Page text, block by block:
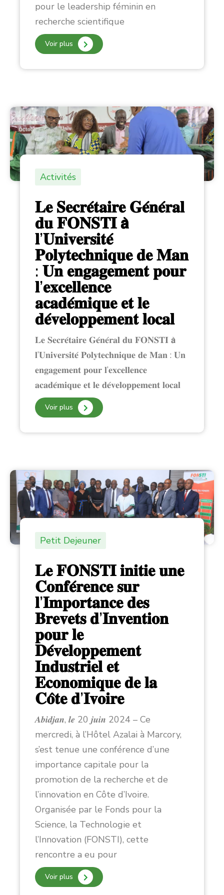
pour le leadership féminin en
recherche scientifique
Voir plus
Activités
𝐋𝐞 𝐒𝐞𝐜𝐫𝐞́𝐭𝐚𝐢𝐫𝐞 𝐆𝐞́𝐧𝐞́𝐫𝐚𝐥
𝐝𝐮 𝐅𝐎𝐍𝐒𝐓𝐈 𝗮̀
𝐥’𝐔𝐧𝐢𝐯𝐞𝐫𝐬𝐢𝐭𝐞́
𝐏𝐨𝐥𝐲𝐭𝐞𝐜𝐡𝐧𝐢𝐪𝐮𝐞 𝐝𝐞 𝐌𝐚𝐧
: 𝐔𝐧 𝐞𝐧𝐠𝐚𝐠𝐞𝐦𝐞𝐧𝐭 𝐩𝐨𝐮𝐫
𝐥’𝐞𝐱𝐜𝐞𝐥𝐥𝐞𝐧𝐜𝐞
𝐚𝐜𝐚𝐝𝐞́𝐦𝐢𝐪𝐮𝐞 𝐞𝐭 𝐥𝐞
𝐝𝐞́𝐯𝐞𝐥𝐨𝐩𝐩𝐞𝐦𝐞𝐧𝐭 𝐥𝐨𝐜𝐚𝐥
𝐋𝐞 𝐒𝐞𝐜𝐫𝐞́𝐭𝐚𝐢𝐫𝐞 𝐆𝐞́𝐧𝐞́𝐫𝐚𝐥 𝐝𝐮 𝐅𝐎𝐍𝐒𝐓𝐈 𝗮̀
𝐥’𝐔𝐧𝐢𝐯𝐞𝐫𝐬𝐢𝐭𝐞́ 𝐏𝐨𝐥𝐲𝐭𝐞𝐜𝐡𝐧𝐢𝐪𝐮𝐞 𝐝𝐞 𝐌𝐚𝐧 : 𝐔𝐧
𝐞𝐧𝐠𝐚𝐠𝐞𝐦𝐞𝐧𝐭 𝐩𝐨𝐮𝐫 𝐥’𝐞𝐱𝐜𝐞𝐥𝐥𝐞𝐧𝐜𝐞
𝐚𝐜𝐚𝐝𝐞́𝐦𝐢𝐪𝐮𝐞 𝐞𝐭 𝐥𝐞 𝐝𝐞́𝐯𝐞𝐥𝐨𝐩𝐩𝐞𝐦𝐞𝐧𝐭 𝐥𝐨𝐜𝐚𝐥
Voir plus
Petit Dejeuner
𝐋𝐞 𝐅𝐎𝐍𝐒𝐓𝐈 𝐢𝐧𝐢𝐭𝐢𝐞 𝐮𝐧𝐞
𝐂𝐨𝐧𝐟𝐞́𝐫𝐞𝐧𝐜𝐞 𝐬𝐮𝐫
𝐥’𝐈𝐦𝐩𝐨𝐫𝐭𝐚𝐧𝐜𝐞 𝐝𝐞𝐬
𝐁𝐫𝐞𝐯𝐞𝐭𝐬 𝐝’𝐈𝐧𝐯𝐞𝐧𝐭𝐢𝐨𝐧
𝐩𝐨𝐮𝐫 𝐥𝐞
𝐃𝐞́𝐯𝐞𝐥𝐨𝐩𝐩𝐞𝐦𝐞𝐧𝐭
𝐈𝐧𝐝𝐮𝐬𝐭𝐫𝐢𝐞𝐥 𝐞𝐭
𝐄𝐜𝐨𝐧𝐨𝐦𝐢𝐪𝐮𝐞 𝐝𝐞 𝐥𝐚
𝐂𝐨̂𝐭𝐞 𝐝’𝐈𝐯𝐨𝐢𝐫𝐞
𝑨𝒃𝒊𝒅𝒋𝒂𝒏, 𝒍𝒆 20 𝒋𝒖𝒊𝒏 2024 – Ce
mercredi, à l’Hôtel Azalai à Marcory,
s’est tenue une conférence d’une
importance capitale pour la
promotion de la recherche et de
l’innovation en Côte d’Ivoire.
Organisée par le Fonds pour la
Science, la Technologie et
l’Innovation (FONSTI), cette
rencontre a eu pour
Voir plus